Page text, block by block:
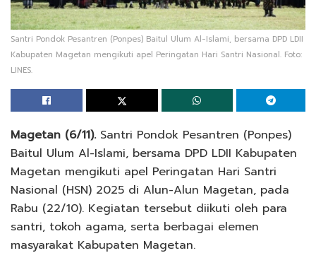
Santri Pondok Pesantren (Ponpes) Baitul Ulum Al-Islami, bersama DPD LDII
Kabupaten Magetan mengikuti apel Peringatan Hari Santri Nasional. Foto:
LINES.
Magetan (6/11).Santri Pondok Pesantren (Ponpes)
Baitul Ulum Al-Islami, bersama DPD LDII Kabupaten
Magetan mengikuti apel Peringatan Hari Santri
Nasional (HSN) 2025 di Alun-Alun Magetan, pada
Rabu (22/10). Kegiatan tersebut diikuti oleh para
santri, tokoh agama, serta berbagai elemen
masyarakat Kabupaten Magetan.